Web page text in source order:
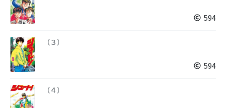
594
（３）
594
（４）